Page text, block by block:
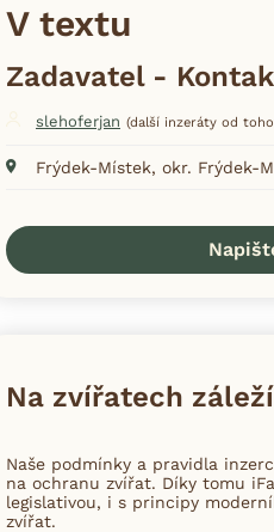
V textu
Zadavatel -
slehoferjan (další inzeráty od
Frýdek-Místek, okr. Frýdek-
Na zvířatech záleží
Naše podmínky a pravidla
na ochranu zvířat. Díky tomu
legislativou, i s principy
zvířat.